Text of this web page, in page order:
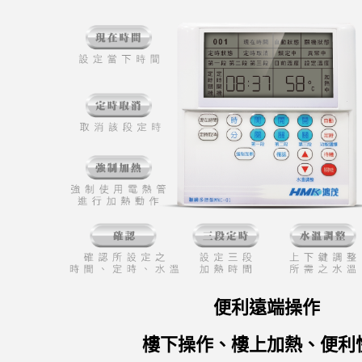
便利遠端操作
樓下操作、樓上加熱、便利